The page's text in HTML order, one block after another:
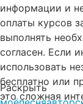
информации и
оплаты курсов
выполнять
согласен. Если
использовать
бесплатно или
это сложная
Раскрыть